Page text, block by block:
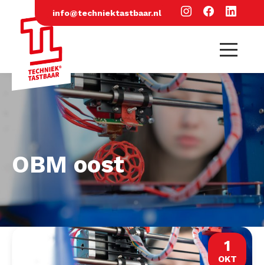
info@techniektastbaar.nl
OBM oost
1
OKT